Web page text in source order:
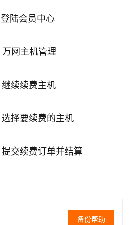
登陆会员中心
万网主机管理
继续续费主机
选择要续费的主机
提交续费订单并结算
备份帮助